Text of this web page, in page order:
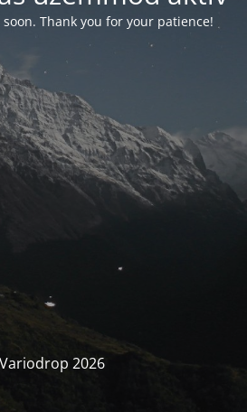
Thank you for your patience!
2026